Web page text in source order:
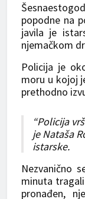
popodne na
javila je
njemačkom
Policija je
moru u kojoj
prethodno
“Policija
je Nataša
istarske.
Nezvanično
minuta
pronađen,